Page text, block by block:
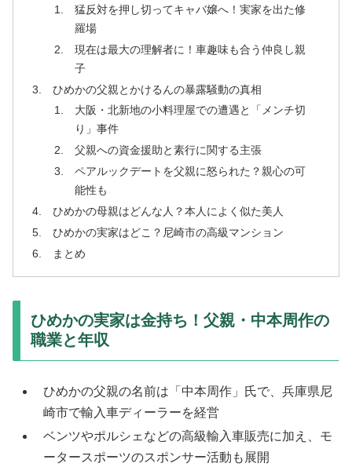
猛反対を押し切ってキャバ嬢へ！実家を出た修
羅場
現在は最大の理解者に！車趣味も合う仲良し親
子
ひめかの父親とかけるんの暴露騒動の真相
大阪・北新地の小料理屋での遭遇と「メンチ切
り」事件
父親への資金援助と素行に関する主張
ペアルックデートを父親に怒られた？親心の可
能性も
ひめかの母親はどんな人？本人によく似た美人
ひめかの実家はどこ？尼崎市の高級マンション
まとめ
ひめかの実家は金持ち！父親・中本周作の
職業と年収
ひめかの父親の名前は「中本周作」氏で、兵庫県尼
崎市で輸入車ディーラーを経営
ベンツやポルシェなどの高級輸入車販売に加え、モ
ータースポーツのスポンサー活動も展開